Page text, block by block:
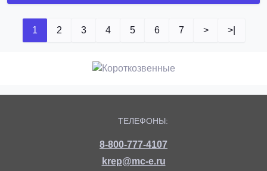
1 2 3 4 5 6 7 > >|
ТЕЛЕФОНЫ:
8-800-777-4107
krep@mc-e.ru